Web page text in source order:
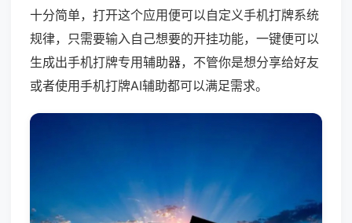
十分简单，打开这个应用便可以自定义手机打牌系统
规律，只需要输入自己想要的开挂功能，一键便可以
生成出手机打牌专用辅助器，不管你是想分享给好友
或者使用手机打牌AI辅助都可以满足需求。